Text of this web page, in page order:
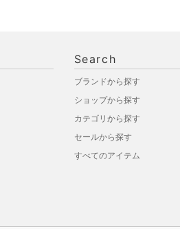
Search
ブランドから探す
ショップから探す
カテゴリから探す
セールから探す
すべてのアイテム